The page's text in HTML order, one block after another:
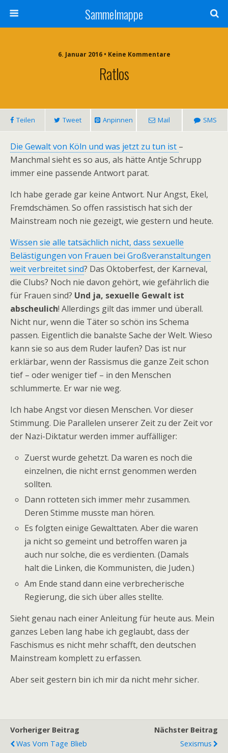
Sammelmappe
6. Januar 2016 • Keine Kommentare
Ratlos
Teilen Tweet Anpinnen Mail SMS
Die Gewalt von Köln und was jetzt zu tun ist –
Manchmal sieht es so aus, als hätte Antje Schrupp
immer eine passende Antwort parat.
Ich habe gerade gar keine Antwort. Nur Angst, Ekel,
Fremdschämen. So offen rassistisch hat sich der
Mainstream noch nie gezeigt, wie gestern und heute.
Wissen sie alle tatsächlich nicht, dass sexuelle
Belästigungen von Frauen bei Großveranstaltungen
weit verbreitet sind? Das Oktoberfest, der Karneval,
die Clubs? Noch nie davon gehört, wie gefährlich die
für Frauen sind? Und ja, sexuelle Gewalt ist
abscheulich! Allerdings gilt das immer und überall.
Nicht nur, wenn die Täter so schön ins Schema
passen. Eigentlich die banalste Sache der Welt. Wieso
kann sie so aus dem Ruder laufen? Das ist nur
erklärbar, wenn der Rassismus die ganze Zeit schon
tief – oder weniger tief – in den Menschen
schlummerte. Er war nie weg.
Ich habe Angst vor diesen Menschen. Vor dieser
Stimmung. Die Parallelen unserer Zeit zu der Zeit vor
der Nazi-Diktatur werden immer auffälliger:
Zuerst wurde gehetzt. Da waren es noch die
einzelnen, die nicht ernst genommen werden
sollten.
Dann rotteten sich immer mehr zusammen.
Deren Stimme musste man hören.
Es folgten einige Gewalttaten. Aber die waren
ja nicht so gemeint und betroffen waren ja
auch nur solche, die es verdienten. (Damals
halt die Linken, die Kommunisten, die Juden.)
Am Ende stand dann eine verbrecherische
Regierung, die sich über alles stellte.
Sieht genau nach einer Anleitung für heute aus. Mein
ganzes Leben lang habe ich geglaubt, dass der
Faschismus es nicht mehr schafft, den deutschen
Mainstream komplett zu erfassen.
Aber seit gestern bin ich mir da nicht mehr sicher.
Vorheriger Beitrag
Was Vom Tage Blieb
Nächster Beitrag
Sexismus